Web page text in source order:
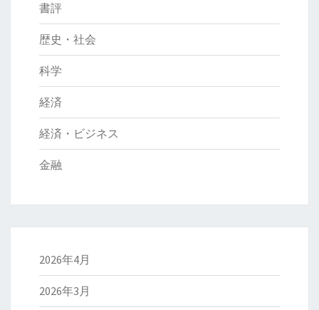
書評
歴史・社会
科学
経済
経済・ビジネス
金融
2026年4月
2026年3月